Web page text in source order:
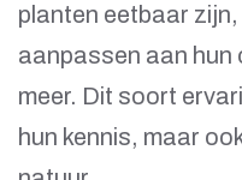
planten eetbaar
aanpassen aan hun
meer. Dit soort
hun kennis, maar